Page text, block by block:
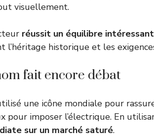
visuellement.
réussit un équilibre intéressant
l’héritage historique et les
fait encore débat
une icône mondiale pour
pour imposer l’électrique. En
sur un marché saturé.